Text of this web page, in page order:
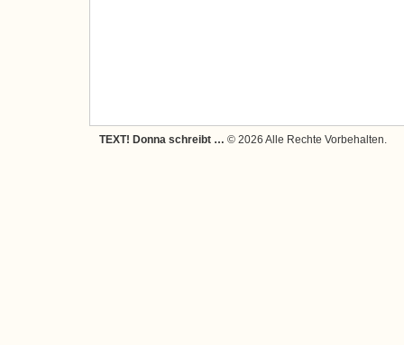
TEXT! Donna schreibt … © 2026 Alle Rechte Vorbehalten.